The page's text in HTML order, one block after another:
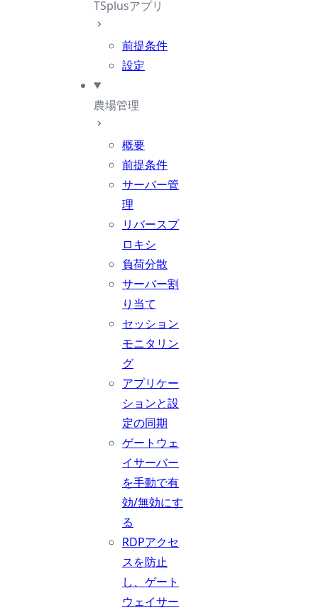
TSplusアプリ
前提条件
設定
農場管理
概要
前提条件
サーバー管
理
リバースプ
ロキシ
負荷分散
サーバー割
り当て
セッション
モニタリン
グ
アプリケー
ションと設
定の同期
ゲートウェ
イサーバー
を手動で有
効/無効にす
る
RDPアクセ
スを防止
し、ゲート
ウェイサー